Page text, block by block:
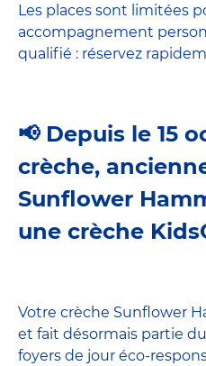
Les places sont limitées
accompagnement
qualifié : réservez
📢 Depuis le 15
crèche,
Sunflower
une crèche
Votre crèche Sunflower
et fait désormais partie
foyers de jour éco-